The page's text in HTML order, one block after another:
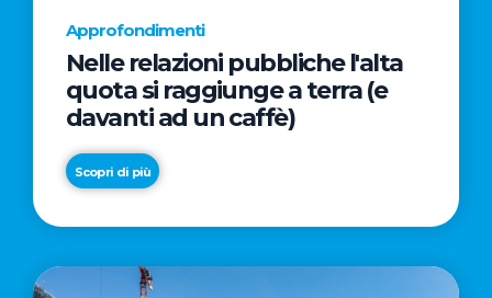
Approfondimenti
Nelle relazioni pubbliche l'alta
quota si raggiunge a terra (e
davanti ad un caffè)
Scopri di più